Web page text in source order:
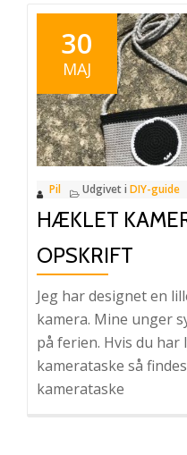
30
MAJ
Pil Udgivet i DIY-guide
HÆKLET
OPSKRIFT
Jeg har designet en
kamera. Mine unger
på ferien. Hvis du
kamerataske så
kamerataske